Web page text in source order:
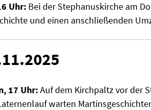
Uhr: Bei der Stephanuskirche am
und einen anschließenden
17 Uhr:Auf dem Kirchpaltz vor der
warten